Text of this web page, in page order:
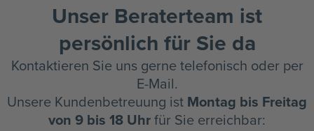
Unser Beraterteam ist
persönlich für Sie da
Kontaktieren Sie uns gerne telefonisch oder per
E-Mail.
Unsere Kundenbetreuung ist Montag bis Freitag
von 9 bis 18 Uhrfür Sie erreichbar: